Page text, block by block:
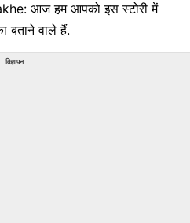
आज हम आपको इस स्टोरी में
बताने वाले हैं.
विज्ञापन